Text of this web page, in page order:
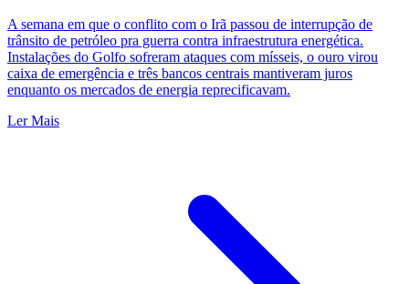
A semana em que o conflito com o Irã passou de interrupção de
trânsito de petróleo pra guerra contra infraestrutura energética.
Instalações do Golfo sofreram ataques com mísseis, o ouro virou
caixa de emergência e três bancos centrais mantiveram juros
enquanto os mercados de energia reprecificavam.
Ler Mais